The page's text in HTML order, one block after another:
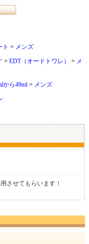
ト
メンズ
EDT（オードトワレ）
メ
から49ml
メンズ
させてもらいます！